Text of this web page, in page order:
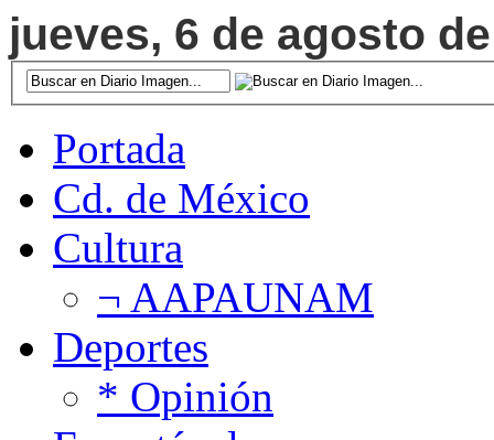
jueves, 6 de agosto
Portada
Cd. de México
Cultura
¬ AAPAUNAM
Deportes
* Opinión